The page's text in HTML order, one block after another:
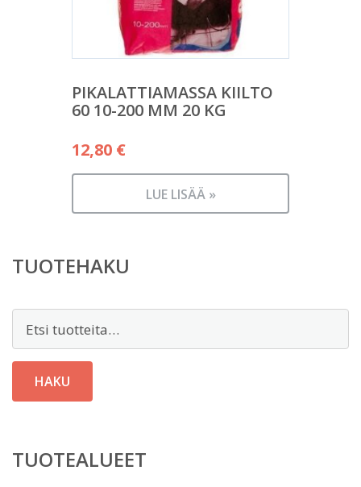
PIKALATTIAMASSA KIILTO
60 10-200 MM 20 KG
12,80 €
LUE LISÄÄ »
TUOTEHAKU
HAKU
TUOTEALUEET